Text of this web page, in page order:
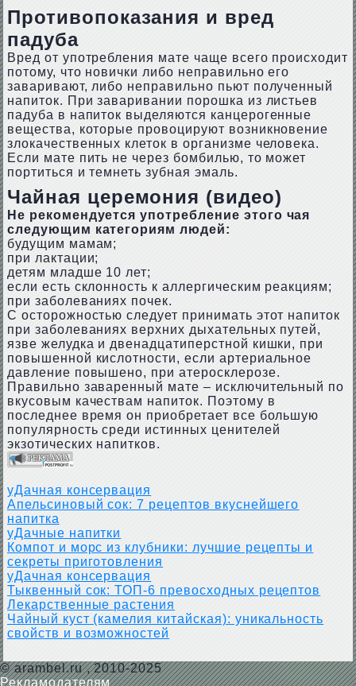
Противопоказания и вред
падуба
Вред от употребления мате чаще всего происходит
потому, что новички либо неправильно его
заваривают, либо неправильно пьют полученный
напиток. При заваривании порошка из листьев
падуба в напиток выделяются канцерогенные
вещества, которые провоцируют возникновение
злокачественных клеток в организме человека.
Если мате пить не через бомбилью, то может
портиться и темнеть зубная эмаль.
Чайная церемония (видео)
Не рекомендуется употребление этого чая
следующим категориям людей:
будущим мамам;
при лактации;
детям младше 10 лет;
если есть склонность к аллергическим реакциям;
при заболеваниях почек.
С осторожностью следует принимать этот напиток
при заболеваниях верхних дыхательных путей,
язве желудка и двенадцатиперстной кишки, при
повышенной кислотности, если артериальное
давление повышено, при атеросклерозе.
Правильно заваренный мате – исключительный по
вкусовым качествам напиток. Поэтому в
последнее время он приобретает все большую
популярность среди истинных ценителей
экзотических напитков.
уДачная консервация
Апельсиновый сок: 7 рецептов вкуснейшего
напитка
уДачные напитки
Компот и морс из клубники: лучшие рецепты и
секреты приготовления
уДачная консервация
Тыквенный сок: ТОП-6 превосходных рецептов
Лекарственные растения
Чайный куст (камелия китайская): уникальность
свойств и возможностей
© arambel.ru, 2010-2025
Рекламодателям